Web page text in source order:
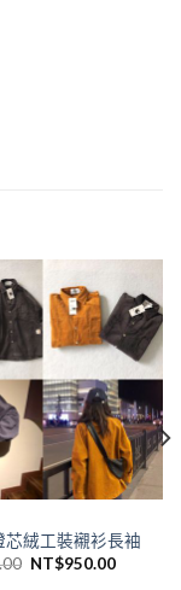
芯絨工裝襯衫長袖
NT$950.00